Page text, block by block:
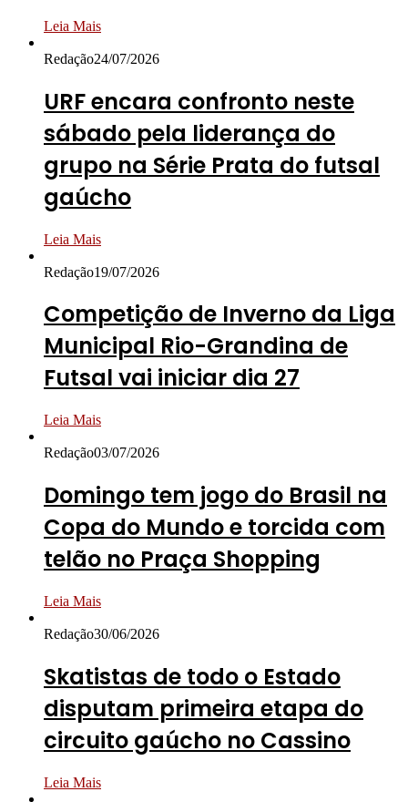
Leia Mais
Redação24/07/2026
URF encara confronto neste
sábado pela liderança do
grupo na Série Prata do futsal
gaúcho
Leia Mais
Redação19/07/2026
Competição de Inverno da Liga
Municipal Rio-Grandina de
Futsal vai iniciar dia 27
Leia Mais
Redação03/07/2026
Domingo tem jogo do Brasil na
Copa do Mundo e torcida com
telão no Praça Shopping
Leia Mais
Redação30/06/2026
Skatistas de todo o Estado
disputam primeira etapa do
circuito gaúcho no Cassino
Leia Mais